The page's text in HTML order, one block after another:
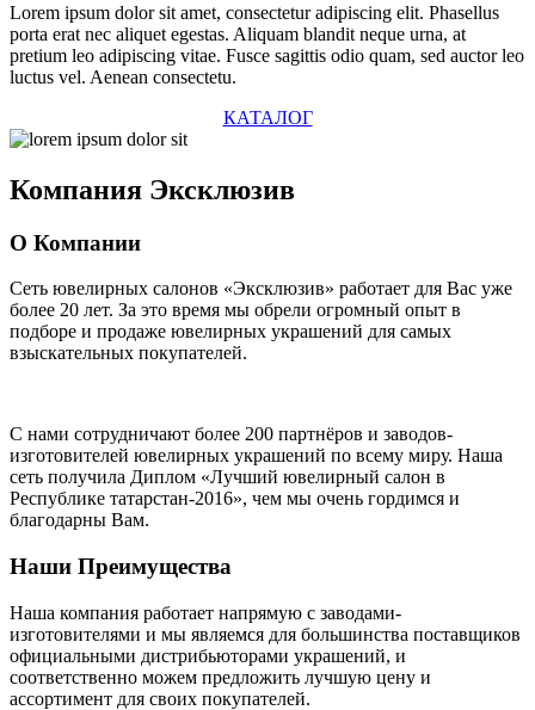
Lorem ipsum dolor sit amet, consectetur adipiscing elit. Phasellus
porta erat nec aliquet egestas. Aliquam blandit neque urna, at
pretium leo adipiscing vitae. Fusce sagittis odio quam, sed auctor leo
luctus vel. Aenean consectetu.
КАТАЛОГ
Компания Эксклюзив
О Компании
Сеть ювелирных салонов «Эксклюзив» работает для Вас уже
более 20 лет. За это время мы обрели огромный опыт в
подборе и продаже ювелирных украшений для самых
взыскательных покупателей.
С нами сотрудничают более 200 партнёров и заводов-
изготовителей ювелирных украшений по всему миру. Наша
сеть получила Диплом «Лучший ювелирный салон в
Республике татарстан-2016», чем мы очень гордимся и
благодарны Вам.
Наши Преимущества
Наша компания работает напрямую с заводами-
изготовителями и мы являемся для большинства поставщиков
официальными дистрибьюторами украшений, и
соответственно можем предложить лучшую цену и
ассортимент для своих покупателей.